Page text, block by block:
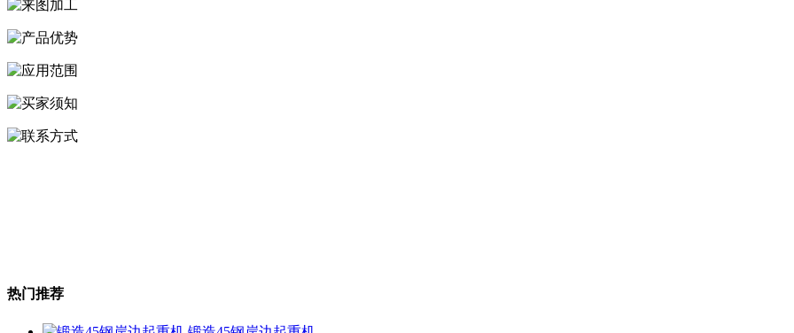
热门推荐